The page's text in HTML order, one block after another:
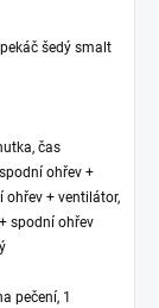
šedý smalt
čas
ohřev +
ohřev + ventilátor,
spodní ohřev
pečení, 1